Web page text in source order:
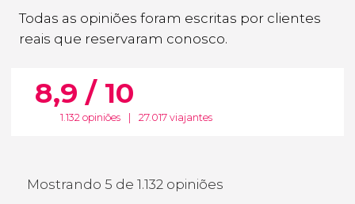
Todas as opiniões foram escritas por clientes
reais que reservaram conosco.
8,9 / 10
1.132 opiniões 27.017 viajantes
Mostrando 5 de 1.132 opiniões